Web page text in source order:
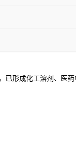
已形成化工溶剂、医